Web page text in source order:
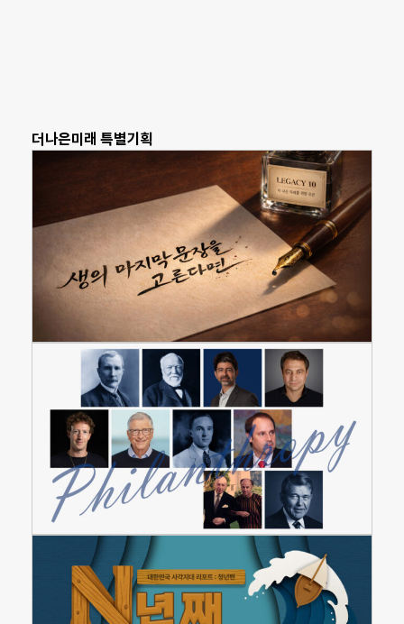
더나은미래 특별기획